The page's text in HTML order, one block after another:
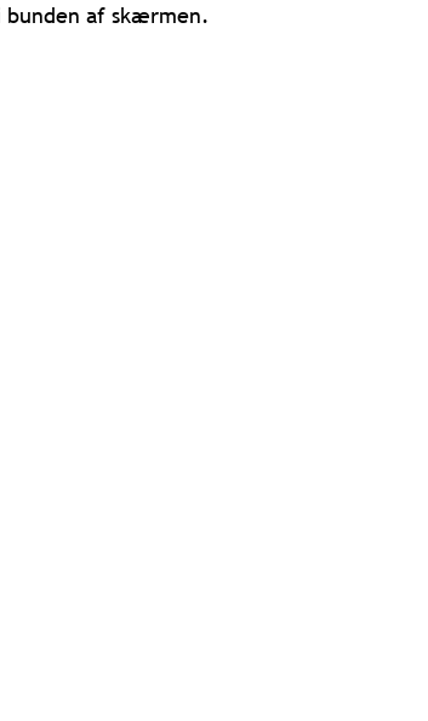
bunden af skærmen.